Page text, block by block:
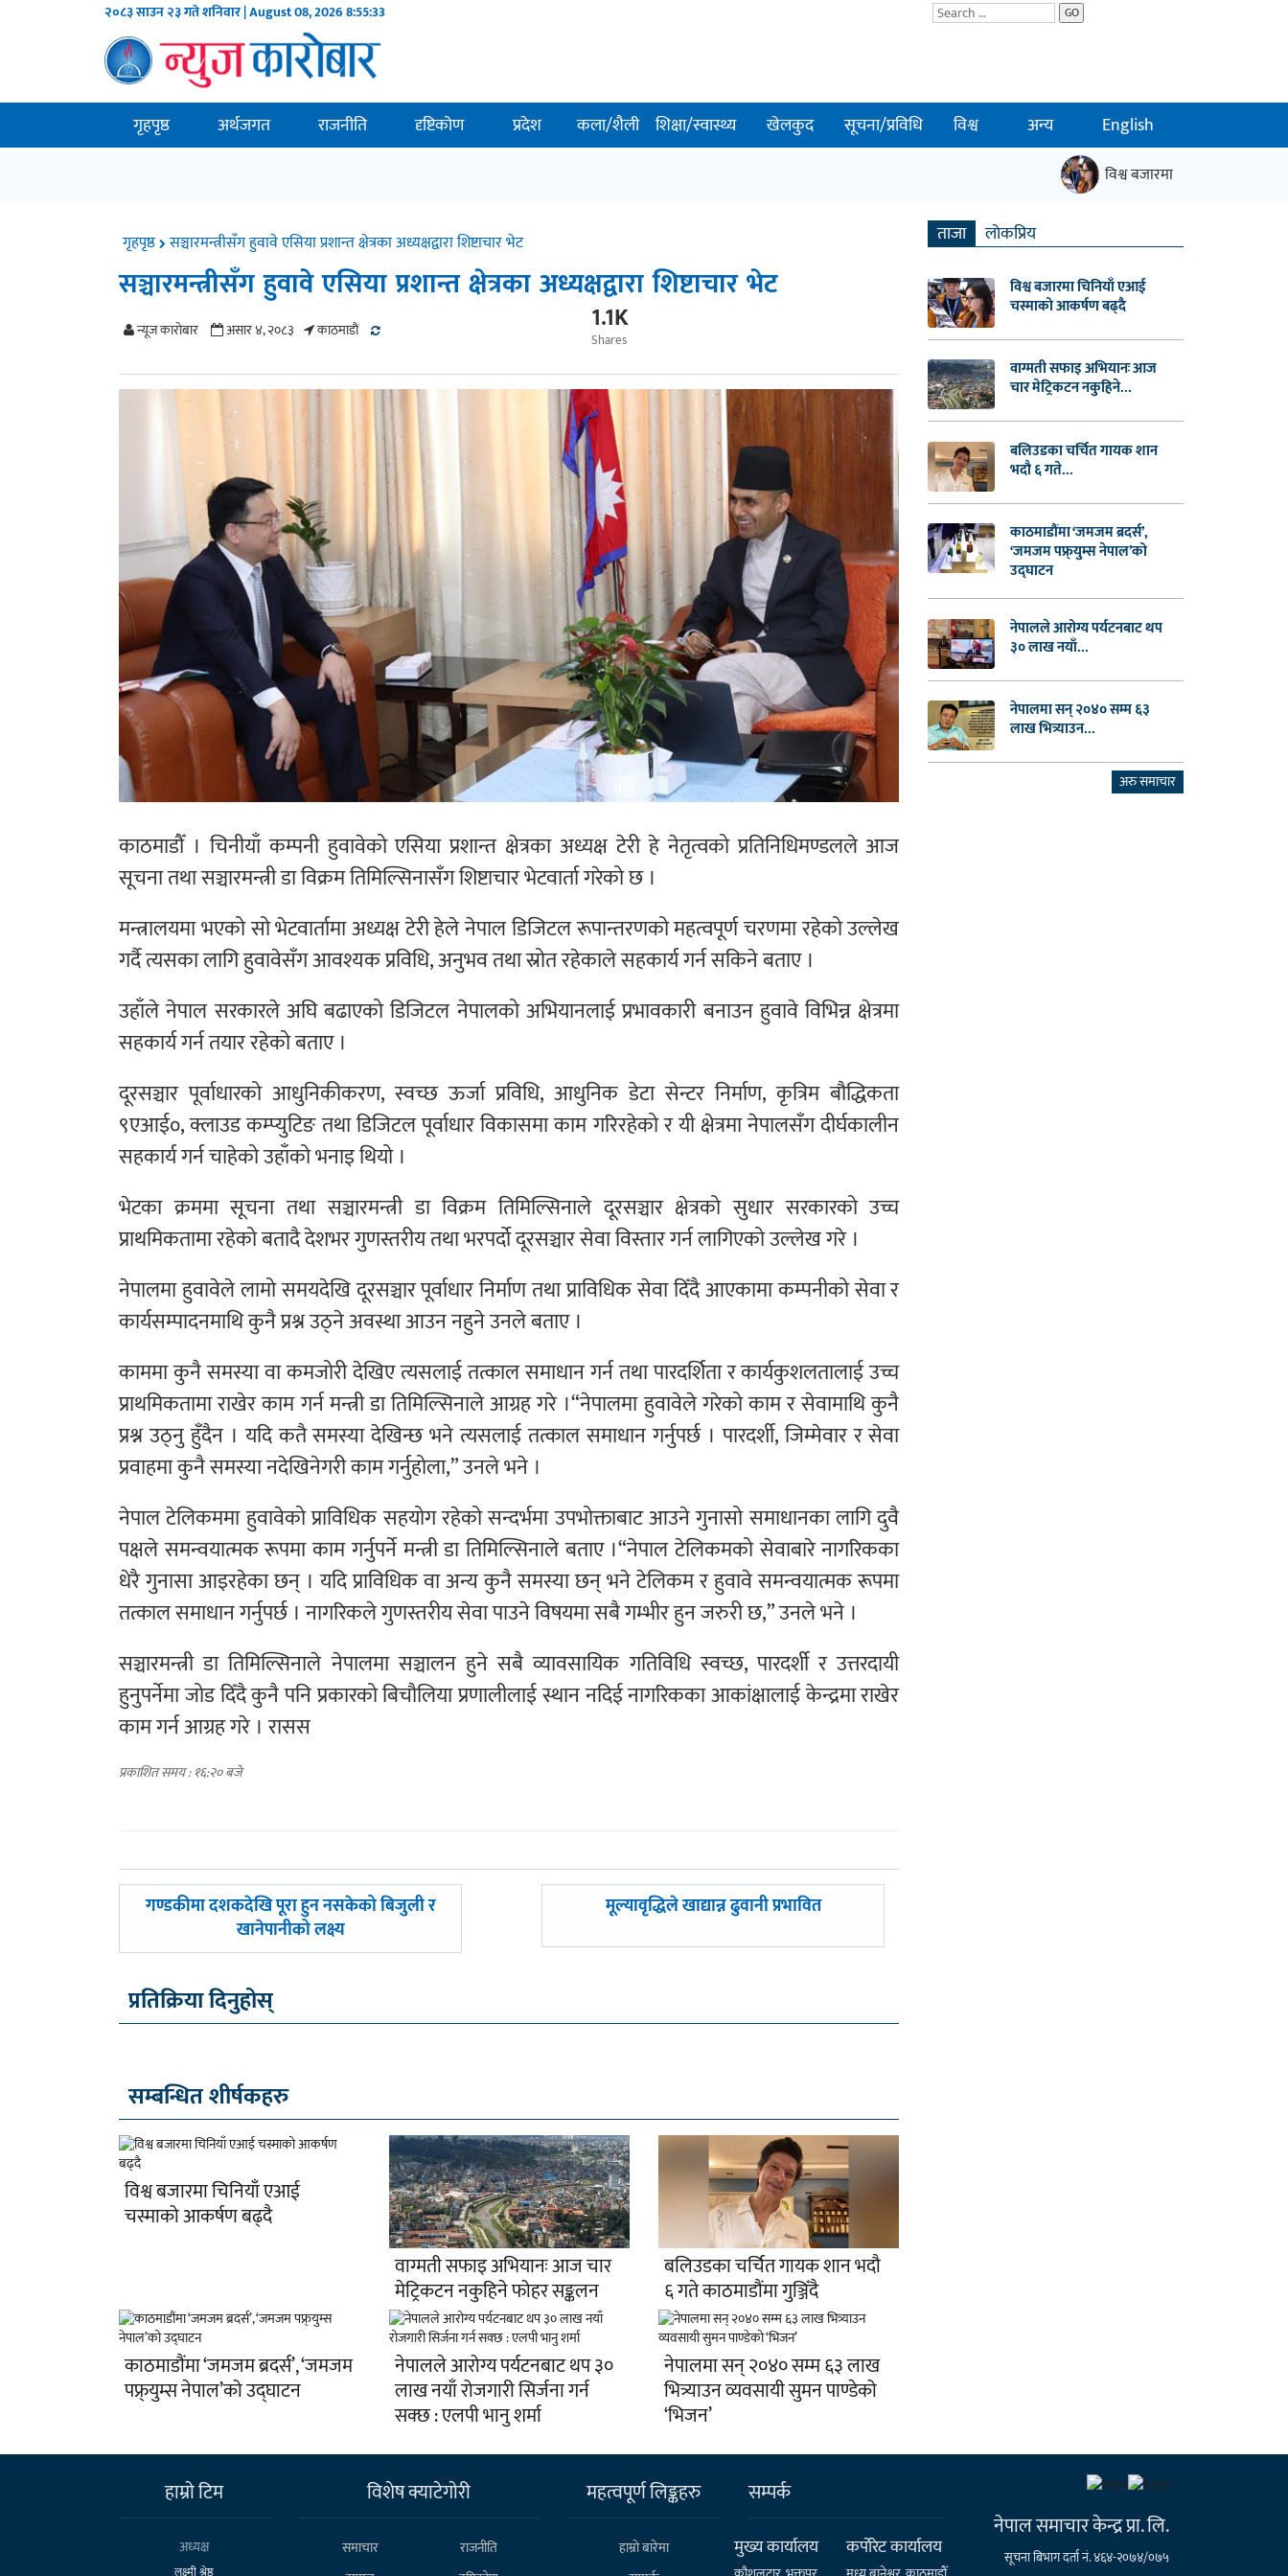
२०८३ साउन २३ गते शनिवार | August 08, 20268:55:34 GO
गृहपृष्ठ अर्थजगत राजनीति दृष्टिकोण प्रदेश कला/शैली शिक्षा/स्वास्थ्य खेलकुद सूचना/प्रविधि विश्व अन्य English
विश्व बजारमा चिनियाँ एआई
गृहपृष्ठ सञ्चारमन्त्रीसँग हुवावे एसिया प्रशान्त क्षेत्रका अध्यक्षद्वारा शिष्टाचार भेट
सञ्चारमन्त्रीसँग हुवावे एसिया प्रशान्त क्षेत्रका अध्यक्षद्वारा शिष्टाचार भेट
न्यूज काराेबार असार ४, २०८३ काठमाडाैं 1.1K
Shares
काठमाडौँ । चिनीयाँ कम्पनी हुवावेको एसिया प्रशान्त क्षेत्रका अध्यक्ष टेरी हे नेतृत्वको प्रतिनिधिमण्डलले आज
सूचना तथा सञ्चारमन्त्री डा विक्रम तिमिल्सिनासँग शिष्टाचार भेटवार्ता गरेको छ ।
मन्त्रालयमा भएको सो भेटवार्तामा अध्यक्ष टेरी हेले नेपाल डिजिटल रूपान्तरणको महत्वपूर्ण चरणमा रहेको उल्लेख
गर्दै त्यसका लागि हुवावेसँग आवश्यक प्रविधि, अनुभव तथा स्रोत रहेकाले सहकार्य गर्न सकिने बताए ।
उहाँले नेपाल सरकारले अघि बढाएको डिजिटल नेपालको अभियानलाई प्रभावकारी बनाउन हुवावे विभिन्न क्षेत्रमा
सहकार्य गर्न तयार रहेको बताए ।
दूरसञ्चार पूर्वाधारको आधुनिकीकरण, स्वच्छ ऊर्जा प्रविधि, आधुनिक डेटा सेन्टर निर्माण, कृत्रिम बौद्धिकता
९एआई०, क्लाउड कम्प्युटिङ तथा डिजिटल पूर्वाधार विकासमा काम गरिरहेको र यी क्षेत्रमा नेपालसँग दीर्घकालीन
सहकार्य गर्न चाहेको उहाँको भनाइ थियो ।
भेटका क्रममा सूचना तथा सञ्चारमन्त्री डा विक्रम तिमिल्सिनाले दूरसञ्चार क्षेत्रको सुधार सरकारको उच्च
प्राथमिकतामा रहेको बतादै देशभर गुणस्तरीय तथा भरपर्दो दूरसञ्चार सेवा विस्तार गर्न लागिएको उल्लेख गरे ।
नेपालमा हुवावेले लामो समयदेखि दूरसञ्चार पूर्वाधार निर्माण तथा प्राविधिक सेवा दिँदै आएकामा कम्पनीको सेवा र
कार्यसम्पादनमाथि कुनै प्रश्न उठ्ने अवस्था आउन नहुने उनले बताए ।
काममा कुनै समस्या वा कमजोरी देखिए त्यसलाई तत्काल समाधान गर्न तथा पारदर्शिता र कार्यकुशलतालाई उच्च
प्राथमिकतामा राखेर काम गर्न मन्त्री डा तिमिल्सिनाले आग्रह गरे ।“नेपालमा हुवावेले गरेको काम र सेवामाथि कुनै
प्रश्न उठ्नु हुँदैन । यदि कतै समस्या देखिन्छ भने त्यसलाई तत्काल समाधान गर्नुपर्छ । पारदर्शी, जिम्मेवार र सेवा
प्रवाहमा कुनै समस्या नदेखिनेगरी काम गर्नुहोला,” उनले भने ।
नेपाल टेलिकममा हुवावेको प्राविधिक सहयोग रहेको सन्दर्भमा उपभोक्ताबाट आउने गुनासो समाधानका लागि दुवै
पक्षले समन्वयात्मक रूपमा काम गर्नुपर्ने मन्त्री डा तिमिल्सिनाले बताए ।“नेपाल टेलिकमको सेवाबारे नागरिकका
धेरै गुनासा आइरहेका छन् । यदि प्राविधिक वा अन्य कुनै समस्या छन् भने टेलिकम र हुवावे समन्वयात्मक रूपमा
तत्काल समाधान गर्नुपर्छ । नागरिकले गुणस्तरीय सेवा पाउने विषयमा सबै गम्भीर हुन जरुरी छ,” उनले भने ।
सञ्चारमन्त्री डा तिमिल्सिनाले नेपालमा सञ्चालन हुने सबै व्यावसायिक गतिविधि स्वच्छ, पारदर्शी र उत्तरदायी
हुनुपर्नेमा जोड दिँदै कुनै पनि प्रकारको बिचौलिया प्रणालीलाई स्थान नदिई नागरिकका आकांक्षालाई केन्द्रमा राखेर
काम गर्न आग्रह गरे । रासस
प्रकाशित समय : १६:२० बजे
पछिल्लाे
गण्डकीमा दशकदेखि पूरा हुन नसकेको बिजुली र
खानेपानीको लक्ष्य
अघिल्लाे
मूल्यावृद्धिले खाद्यान्न ढुवानी प्रभावित
प्रतिक्रिया दिनुहोस्
सम्बन्धित शीर्षकहरु
विश्व बजारमा चिनियाँ एआई
चस्माको आकर्षण बढ्दै
वाग्मती सफाइ अभियानः आज चार
मेट्रिकटन नकुहिने फोहर सङ्कलन
बलिउडका चर्चित गायक शान भदौ
६ गते काठमाडौंमा गुञ्जिँदै
काठमाडौंमा ‘जमजम ब्रदर्स’, ‘जमजम
पफ्र्युम्स नेपाल’को उद्घाटन
नेपालले आरोग्य पर्यटनबाट थप ३०
लाख नयाँ रोजगारी सिर्जना गर्न
सक्छ : एलपी भानु शर्मा
नेपालमा सन् २०४० सम्म ६३ लाख
भित्र्याउन व्यवसायी सुमन पाण्डेको
‘भिजन’
ताजा लाेकप्रिय
विश्व बजारमा चिनियाँ एआई
चस्माको आकर्षण बढ्दै
वाग्मती सफाइ अभियानः आज
चार मेट्रिकटन नकुहिने...
बलिउडका चर्चित गायक शान
भदौ ६ गते...
काठमाडौंमा ‘जमजम ब्रदर्स’,
‘जमजम पफ्र्युम्स नेपाल’को
उद्घाटन
नेपालले आरोग्य पर्यटनबाट थप
३० लाख नयाँ...
नेपालमा सन् २०४० सम्म ६३
लाख भित्र्याउन...
अरु समाचार
हाम्राे टिम
अध्यक्ष
लक्ष्मी श्रेष्ठ
विशेष क्याटेगाेरी
समाचार
राजनीति
महत्वपूर्ण लिङ्कहरु
हाम्राे बारेमा
सम्पर्क
मुख्य कार्यालय कर्पाेरेट कार्यालय
नेपाल समाचार केन्द्र प्रा. लि.
सूचना बिभाग दर्ता नं. ४६४-२०७४/०७५